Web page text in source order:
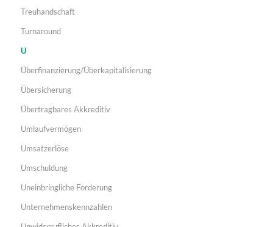
Treuhandschaft
Turnaround
U
Überfinanzierung/Überkapitalisierung
Übersicherung
Übertragbares Akkreditiv
Umlaufvermögen
Umsatzerlöse
Umschuldung
Uneinbringliche Forderung
Unternehmenskennzahlen